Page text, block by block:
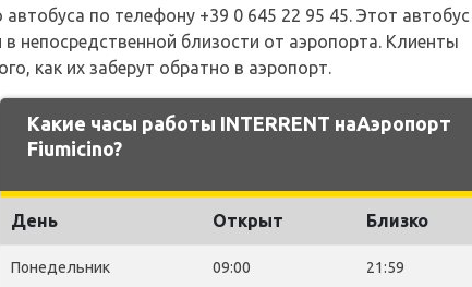
по телефону +39 0 645 22 95 45. Этот автобус
непосредственной близости от аэропорта. Клиенты
как их заберут обратно в аэропорт.
Какие часы работы INTERRENT наАэропорт
Fiumicino?
День Открыт Близко
Понедельник 09:00 21:59